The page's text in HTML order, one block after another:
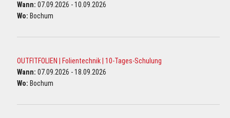
Wann: 07.09.2026 - 10.09.2026
Wo: Bochum
OUTFITFOLIEN | Folientechnik | 10-Tages-Schulung
Wann: 07.09.2026 - 18.09.2026
Wo: Bochum